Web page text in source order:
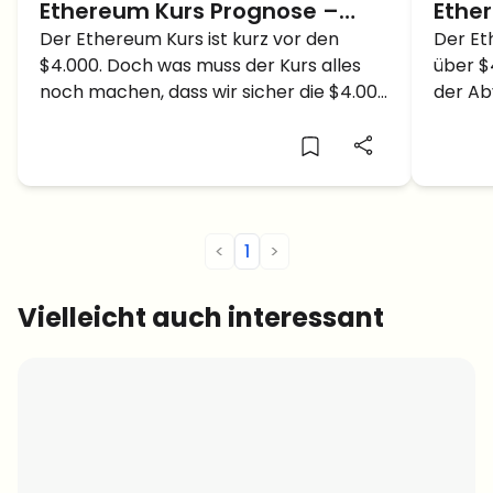
Ethereum Kurs Prognose –
Steht der Kurs bald über
$4.000?!
Der Ethereum Kurs ist kurz vor den
$4.000. Doch was muss der Kurs alles
noch machen, dass wir sicher die $4.000
weit
Der
über
der
< 1 >
Vielleicht auch interessant